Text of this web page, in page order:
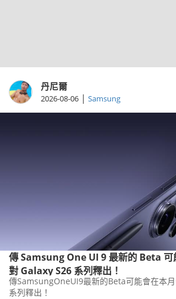
丹尼爾
2026-08-06 | Samsung
傳 Samsung One UI 9 最新的 Beta 可
對 Galaxy S26 系列釋出！
傳SamsungOneUI9最新的Beta可能會在本
系列釋出！